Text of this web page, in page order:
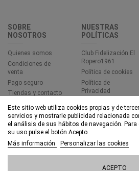
Añadir al carrito
SOBRE
NOSOTROS
Quienes somos
Condiciones de
venta
Pago seguro
Tiendas y contacto
NUESTRAS
POLÍTICAS
Club Fidelización El
Ropero1961
Política de cookies
Política de
Privacidad
Accesibilidad
Este sitio web utiliza cookies propias y de
servicios y mostrarle publicidad relacionada
el análisis de sus hábitos de navegación.
su uso pulse el botón Acepto.
Más información
Personalizar las cookies
ACEPTO
© EL ROPERO 1961 - Todos los derechos